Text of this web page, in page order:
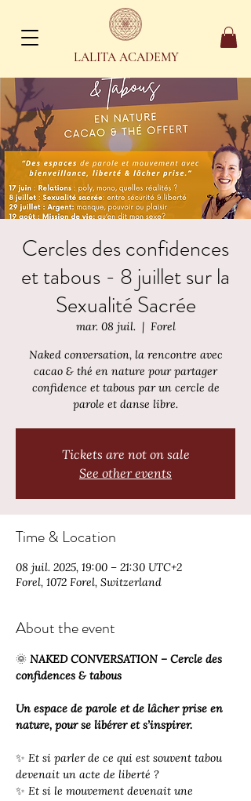
LALITA ACADEMY
Cercles des confidences
et tabous - 8 juillet sur la
Sexualité Sacrée
mar. 08 juil.
  |
Forel
Naked conversation, la rencontre avec
cacao & thé en nature pour partager
confidence et tabous par un cercle de
parole et danse libre.
Tickets are not on sale
See other events
Time & Location
08 juil. 2025, 19:00 – 21:30 UTC+2
Forel, 1072 Forel, Switzerland
About the event
🌞 NAKED CONVERSATION – Cercle des
confidences & tabous
Un espace de parole et de lâcher prise en
nature, pour se libérer et s’inspirer.
✨ Et si parler de ce qui est souvent tabou
devenait un acte de liberté ?
✨ Et si le mouvement devenait une